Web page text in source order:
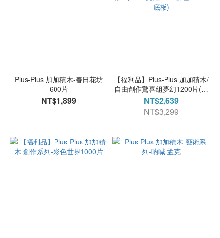
Plus-Plus 加加積木-春日花坊
600片
NT$1,899
【福利品】Plus-Plus 加加積木/
自由創作驚喜組夢幻1200片(夢
幻700+霓虹300+新色200+4底
板)
NT$2,639
NT$3,299